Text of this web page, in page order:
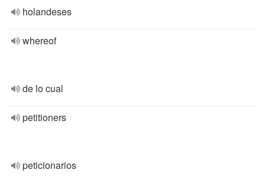
holandeses
whereof
de lo cual
petitioners
peticionarios